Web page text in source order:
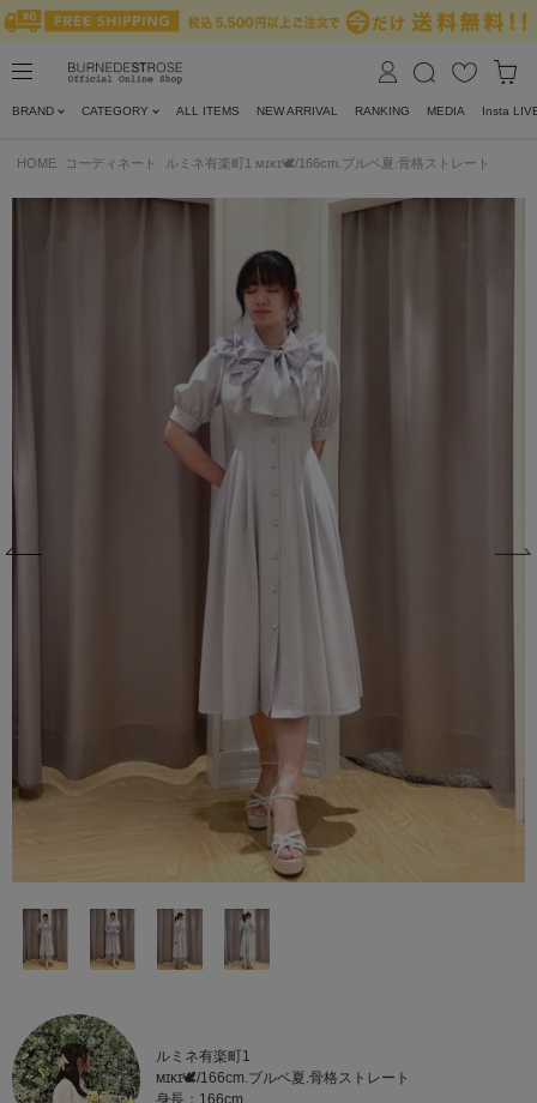
BRAND CATEGORY ALL ITEMS NEW ARRIVAL RANKING MEDIA Insta
HOME コーディネート ルミネ有楽町1 ᴍɪᴋɪ🕊/166cm.ブルベ夏.骨格ストレート
ルミネ有楽町1
ᴍɪᴋɪ🕊/166cm.ブルベ夏.骨格ストレート